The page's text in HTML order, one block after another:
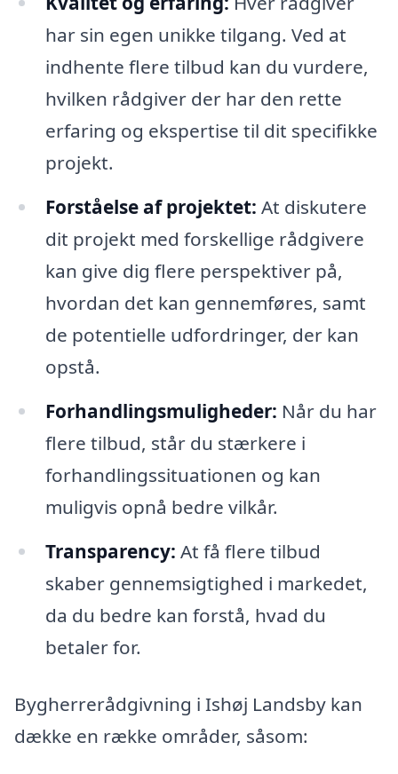
har sin egen unikke tilgang. Ved at
indhente flere tilbud kan du vurdere,
hvilken rådgiver der har den rette
erfaring og ekspertise til dit specifikke
projekt.
Forståelse af projektet: At diskutere
dit projekt med forskellige rådgivere
kan give dig flere perspektiver på,
hvordan det kan gennemføres, samt
de potentielle udfordringer, der kan
opstå.
Forhandlingsmuligheder: Når du har
flere tilbud, står du stærkere i
forhandlingssituationen og kan
muligvis opnå bedre vilkår.
Transparency: At få flere tilbud
skaber gennemsigtighed i markedet,
da du bedre kan forstå, hvad du
betaler for.
Bygherrerådgivning i Ishøj Landsby kan
dække en række områder, såsom: